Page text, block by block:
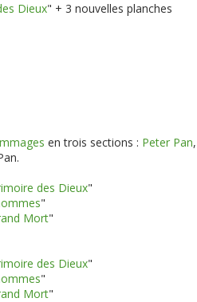
Dieux" + 3 nouvelles planches
en trois sections : Peter Pan,
des Dieux"
"
Mort"
des Dieux"
"
Mort"